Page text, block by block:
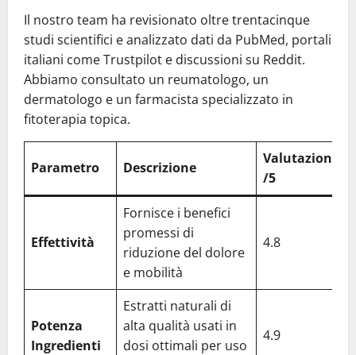
Il nostro team ha revisionato oltre trentacinque
studi scientifici e analizzato dati da PubMed, portali
italiani come Trustpilot e discussioni su Reddit.
Abbiamo consultato un reumatologo, un
dermatologo e un farmacista specializzato in
fitoterapia topica.
Parametro Descrizione
Valutazione
/5
Effettività
Fornisce i benefici
promessi di
riduzione del dolore
e mobilità
4.8
Potenza
Ingredienti
Estratti naturali di
alta qualità usati in
dosi ottimali per uso
4.9